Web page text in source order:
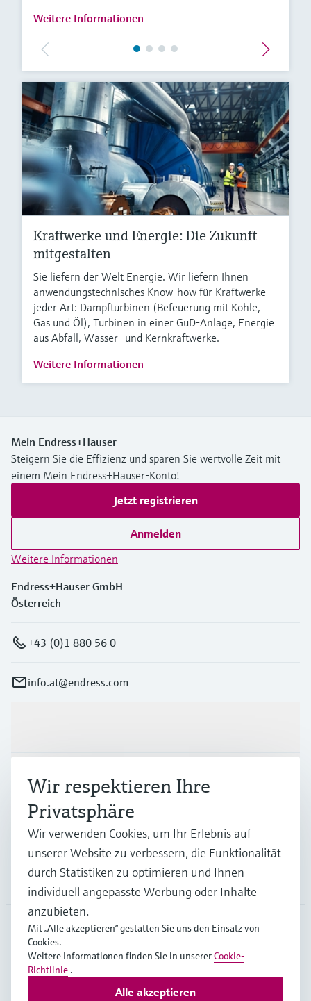
Weitere Informationen
Kraftwerke und Energie: Die Zukunft
mitgestalten
Sie liefern der Welt Energie. Wir liefern Ihnen
anwendungstechnisches Know-how für Kraftwerke
jeder Art: Dampfturbinen (Befeuerung mit Kohle,
Gas und Öl), Turbinen in einer GuD-Anlage, Energie
aus Abfall, Wasser- und Kernkraftwerke.
Weitere Informationen
Mein Endress+Hauser
Steigern Sie die Effizienz und sparen Sie wertvolle Zeit mit
einem Mein Endress+Hauser-Konto!
Jetzt registrieren
Anmelden
Weitere Informationen
Endress+Hauser GmbH
Österreich
+43 (0)1 880 56 0
info.at@endress.com
Branchen
Support
Unternehmen
AUT
Wir respektieren Ihre
Privatsphäre
Wir verwenden Cookies, um Ihr Erlebnis auf
unserer Website zu verbessern, die Funktionalität
durch Statistiken zu optimieren und Ihnen
individuell angepasste Werbung oder Inhalte
anzubieten.
Mit „Alle akzeptieren“ gestatten Sie uns den Einsatz von
Cookies.
Weitere Informationen finden Sie in unsererCookie-
Richtlinie .
Alle akzeptieren